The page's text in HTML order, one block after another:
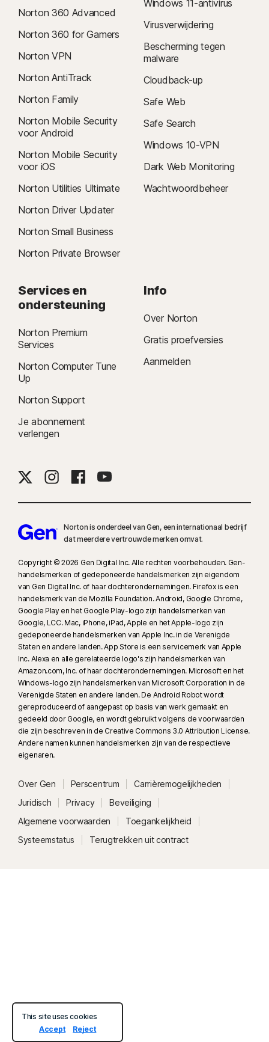
Norton 360 Advanced
Norton 360 for Gamers
Norton VPN
Norton AntiTrack
Norton Family
Norton Mobile Security
voor Android
Norton Mobile Security
voor iOS
Norton Utilities Ultimate
Norton Driver Updater
Norton Small Business
Norton Private Browser
Windows 11-antivirus
Virusverwijdering
Bescherming tegen
malware
Cloudback-up
Safe Web
Safe Search
Windows 10-VPN
Dark Web Monitoring
Wachtwoordbeheer
Services en
ondersteuning
Norton Premium
Services
Norton Computer Tune
Up
Norton Support
Je abonnement
verlengen
Info
Over Norton
Gratis proefversies
Aanmelden
Norton is onderdeel van Gen, een internationaal bedrijf
dat meerdere vertrouwde merken omvat.
Copyright © 2026 Gen Digital Inc. Alle rechten voorbehouden. Gen-
handelsmerken of gedeponeerde handelsmerken zijn eigendom
van Gen Digital Inc. of haar dochterondernemingen. Firefox is een
handelsmerk van de Mozilla Foundation. Android, Google Chrome,
Google Play en het Google Play-logo zijn handelsmerken van
Google, LCC. Mac, iPhone, iPad, Apple en het Apple-logo zijn
gedeponeerde handelsmerken van Apple Inc. in de Verenigde
Staten en andere landen. App Store is een servicemerk van Apple
Inc. Alexa en alle gerelateerde logo's zijn handelsmerken van
Amazon.com, Inc. of haar dochterondernemingen. Microsoft en het
Windows-logo zijn handelsmerken van Microsoft Corporation in de
Verenigde Staten en andere landen. De Android Robot wordt
gereproduceerd of aangepast op basis van werk gemaakt en
gedeeld door Google, en wordt gebruikt volgens de voorwaarden
die zijn beschreven in de Creative Commons 3.0 Attribution License.
Andere namen kunnen handelsmerken zijn van de respectieve
eigenaren.
Over Gen Perscentrum
Carrièremogelijkheden
Juridisch
Privacy
Beveiliging
Algemene voorwaarden
Toegankelijkheid
Systeemstatus
Terugtrekken uit contract
This site uses cookies
Accept
Reject